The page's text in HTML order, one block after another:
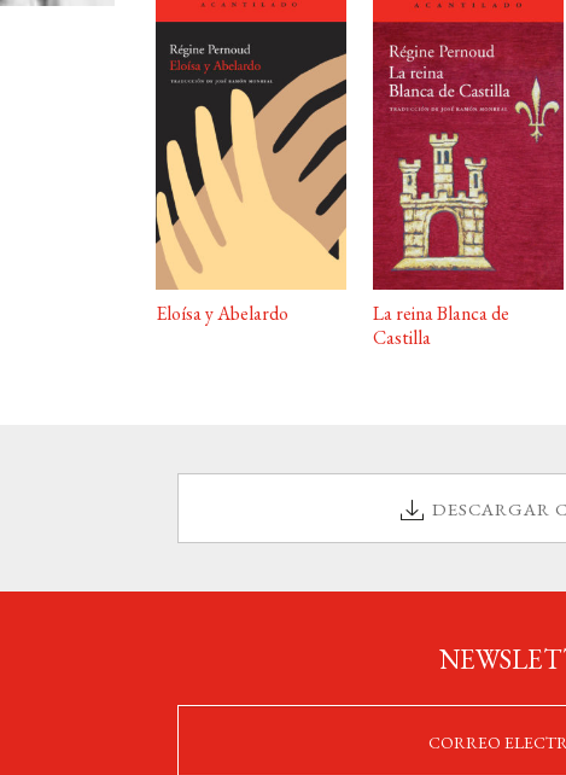
Eloísa y Abelardo
La reina Blanca de
Castilla
DESCARGAR